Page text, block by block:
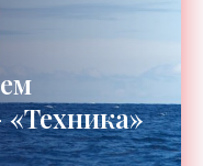
«Техника»